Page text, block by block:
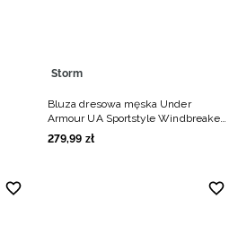
Storm
Bluza dresowa męska Under
Armour UA Sportstyle Windbreaker
- czarna
279,99 zł